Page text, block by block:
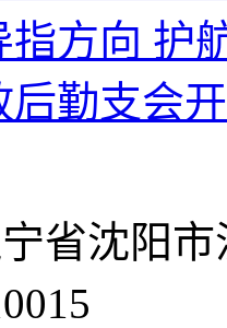
指方向 护
后勤支会
省沈阳